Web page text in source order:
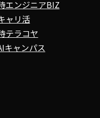
エンジニアBIZ
ャリ活
テラコヤ
キャンパス